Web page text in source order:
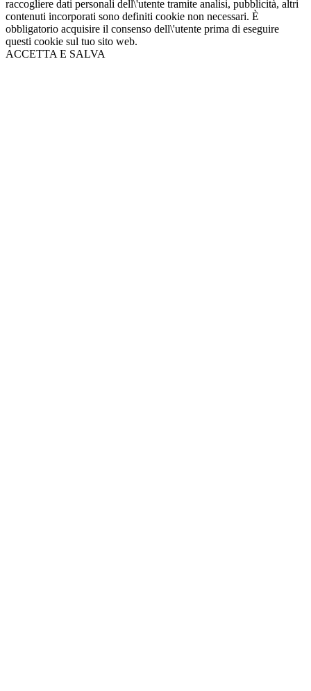
raccogliere dati personali dell\'utente tramite analisi, pubblicità, altri
contenuti incorporati sono definiti cookie non necessari. È
obbligatorio acquisire il consenso dell\'utente prima di eseguire
questi cookie sul tuo sito web.
ACCETTA E SALVA